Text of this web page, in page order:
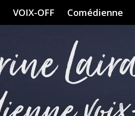
VOIX-OFF Comédienne